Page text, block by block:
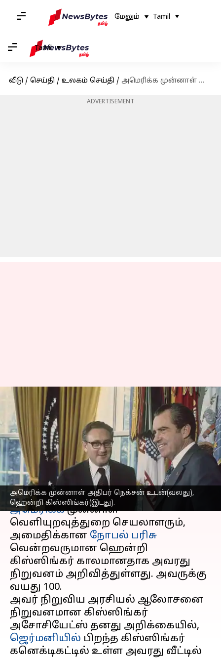
மேலும் Tamil
Tamil
வீடு / செய்தி / உலகம் செய்தி / அமெரிக்க முன்னாள் வெளியுறவுத்துறை செயலாளர் ஹென்றி கிஸ்ஸிங்கர் காலமானார்
ADVERTISEMENT
அமெரிக்க முன்னாள் அதிபர் நெக்சன் உடன்(வலது),
ஹென்றி கிஸ்ஸிங்கர்(இடது).
அமெரிக்க முன்னாள்
வெளியுறவுத்துறை
செயலாளர் ஹென்றி
கிஸ்ஸிங்கர் காலமானார்
எழுதியவர் Srinath r Nov 30, 2023 09:35 am
செய்தி முன்னோட்டம்
அமெரிக்கமுன்னாள்
வெளியுறவுத்துறை செயலாளரும்,
அமைதிக்கான நோபல் பரிசு
வென்றவருமான ஹென்றி
கிஸ்ஸிங்கர் காலமானதாக அவரது
நிறுவனம் அறிவித்துள்ளது. அவருக்கு
வயது 100.
அவர் நிறுவிய அரசியல் ஆலோசனை
நிறுவனமான கிஸ்ஸிங்கர்
அசோசியேட்ஸ் தனது அறிக்கையில்,
ஜெர்மனியில் பிறந்த கிஸ்ஸிங்கர்
கனெக்டிகட்டில் உள்ள அவரது வீட்டில்